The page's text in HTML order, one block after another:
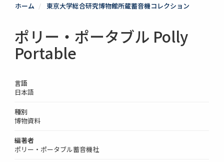
ホーム 東京大学総合研究博物館所蔵蓄音機コレクション
ポリー・ポータブル Polly
Portable
言語
日本語
種別
博物資料
編著者
ポリー・ポータブル蓄音機社